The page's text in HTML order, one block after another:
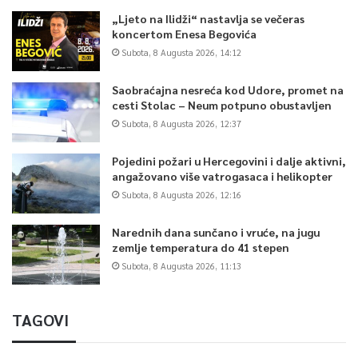
„Ljeto na Ilidži“ nastavlja se večeras
koncertom Enesa Begovića
Subota, 8 Augusta 2026, 14:12
Saobraćajna nesreća kod Udore, promet na
cesti Stolac – Neum potpuno obustavljen
Subota, 8 Augusta 2026, 12:37
Pojedini požari u Hercegovini i dalje aktivni,
angažovano više vatrogasaca i helikopter
Subota, 8 Augusta 2026, 12:16
Narednih dana sunčano i vruće, na jugu
zemlje temperatura do 41 stepen
Subota, 8 Augusta 2026, 11:13
TAGOVI